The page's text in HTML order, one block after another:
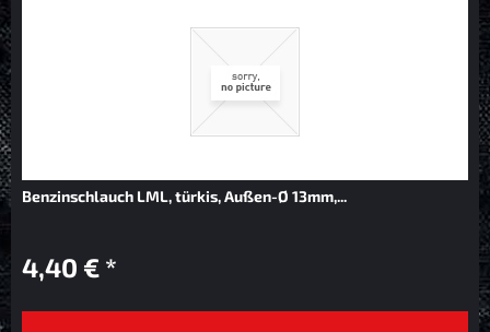
Benzinschlauch LML, türkis, Außen-Ø 13mm,...
4,40 € *